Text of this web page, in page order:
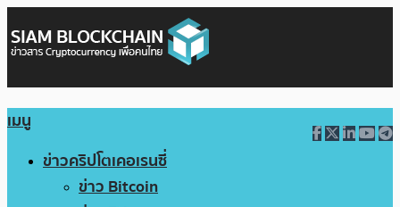
เมนู
ข่าวคริปโตเคอเรนซี่
ข่าว Bitcoin